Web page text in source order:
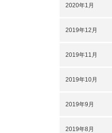
2020年1月
2019年12月
2019年11月
2019年10月
2019年9月
2019年8月